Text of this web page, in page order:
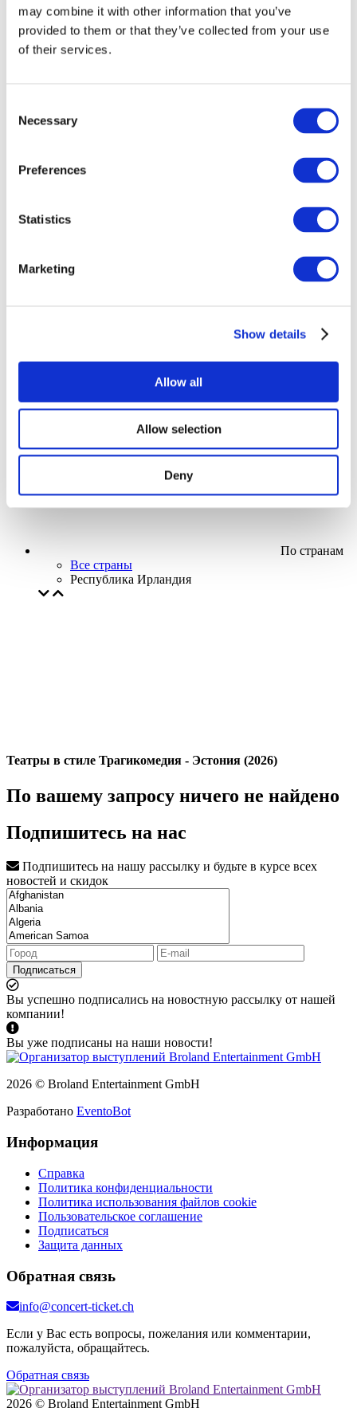
may combine it with other information that you’ve
provided to them or that they’ve collected from your use
of their services.
Selection
Necessary
Preferences
Statistics
Marketing
Show details
Allow all
Allow selection
Deny
Творческий вечер
Наше спецпредложение
Применить
По странам
Все страны
Республика Ирландия
Театры в стиле Трагикомедия - Эстония (2026)
По вашему запросу ничего не найдено
Подпишитесь на нас
Подпишитесь на нашу рассылку и будьте в курсе всех
новостей и скидок
Подписаться
Вы успешно подписались на новостную рассылку от нашей
компании!
Вы уже подписаны на наши новости!
2026 © Broland Entertainment GmbH
Разработано EventoBot
Информация
Справка
Политика конфиденциальности
Политика использования файлов cookie
Пользовательское соглашение
Подписаться
Защита данных
Обратная связь
info@concert-ticket.ch
Если у Вас есть вопросы, пожелания или комментарии,
пожалуйста, обращайтесь.
Обратная связь
2026 © Broland Entertainment GmbH